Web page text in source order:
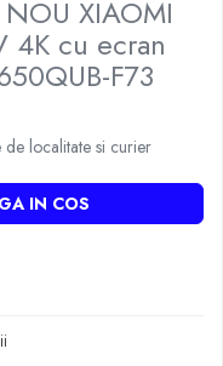
XIAOMI
4K cu ecran
F73
localitate si curier
IN COS